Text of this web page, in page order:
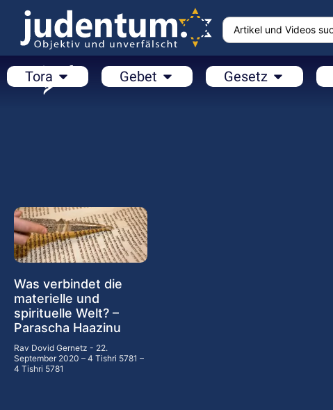
Tora Gebet Gesetz
Was verbindet die
materielle und
spirituelle Welt? –
Parascha Haazinu
Rav Dovid Gernetz
22.
September 2020 – 4 Tishri 5781 –
4 Tishri 5781